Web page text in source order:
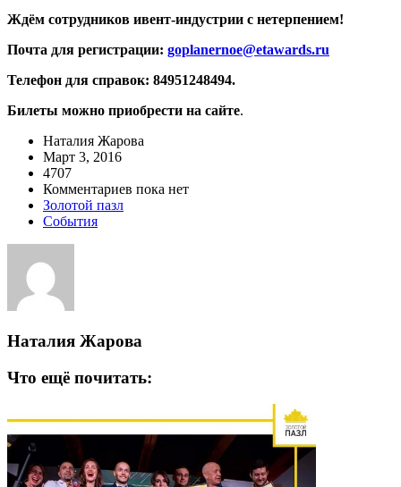
Ждём сотрудников ивент-индустрии с нетерпением!
Почта для регистрации: goplanernoe@etawards.ru
Телефон для справок: 84951248494.
Билеты можно приобрести на сайте.
Наталия Жарова
Март 3, 2016
4707
Комментариев пока нет
Золотой пазл
События
Наталия Жарова
Что ещё почитать: